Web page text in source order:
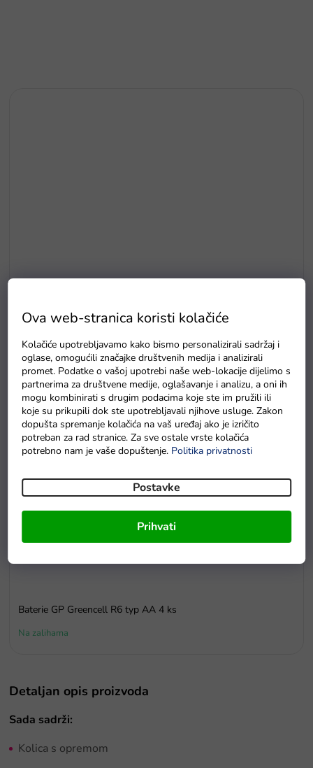
Ova web-stranica koristi kolačiće
Kolačiće upotrebljavamo kako bismo personalizirali sadržaj i
oglase, omogućili značajke društvenih medija i analizirali
promet. Podatke o vašoj upotrebi naše web-lokacije dijelimo s
partnerima za društvene medije, oglašavanje i analizu, a oni ih
mogu kombinirati s drugim podacima koje ste im pružili ili
koje su prikupili dok ste upotrebljavali njihove usluge. Zakon
dopušta spremanje kolačića na vaš uređaj ako je izričito
potreban za rad stranice. Za sve ostale vrste kolačića
potrebno nam je vaše dopuštenje. Politika privatnosti
Postavke
Prihvati
E5
Na zalihama
Baterie GP Greencell R6 typ AA 4 ks
Na zalihama
Detaljan opis proizvoda
Sada sadrži:
Kolica s opremom